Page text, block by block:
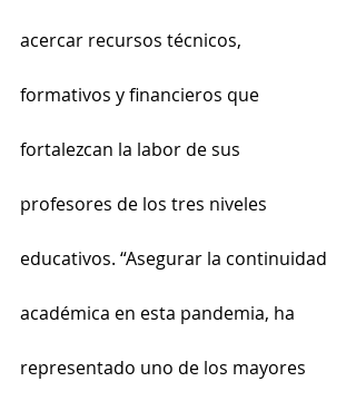
acercar recursos técnicos,
formativos y financieros que
fortalezcan la labor de sus
profesores de los tres niveles
educativos. “Asegurar la continuidad
académica en esta pandemia, ha
representado uno de los mayores